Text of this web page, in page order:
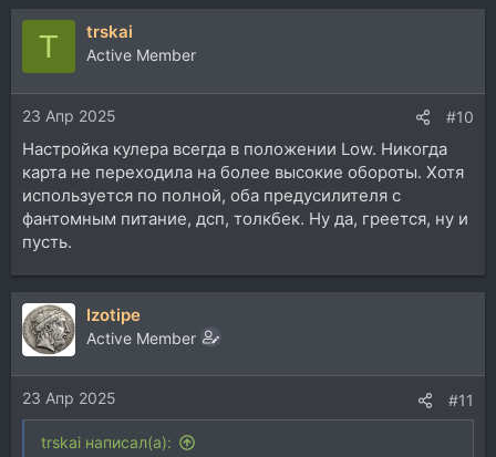
а
и
и
:
T trskai
Active Member
23 Апр 2025 #10
Настройка кулера всегда в положении Low. Никогда
карта не переходила на более высокие обороты. Хотя
используется по полной, оба предусилителя с
фантомным питание, дсп, толкбек. Ну да, греется, ну и
пусть.
Izotipe
Active Member
23 Апр 2025 #11
trskai написал(а):